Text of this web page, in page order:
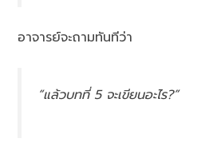
อาจารย์จะถามทันทีว่า
“แล้วบทที่ 5 จะเขียนอะไร?”